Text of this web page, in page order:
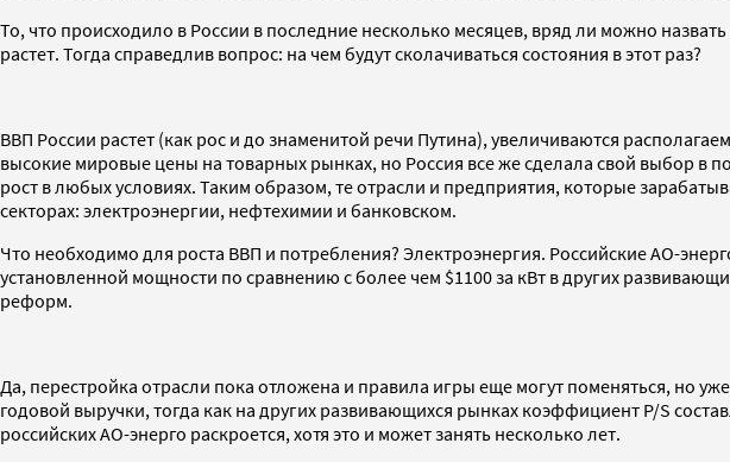
То, что происходило в России в последние несколько месяцев, вряд ли можно
растет. Тогда справедлив вопрос: на чем будут сколачиваться состояния в этот раз?
ВВП России растет (как рос и до знаменитой речи Путина), увеличиваются
высокие мировые цены на товарных рынках, но Россия все же сделала свой выбор в
рост в любых условиях. Таким образом, те отрасли и предприятия, которые
секторах: электроэнергии, нефтехимии и банковском.
Что необходимо для роста ВВП и потребления? Электроэнергия. Российские АО-
установленной мощности по сравнению с более чем $1100 за кВт в других
реформ.
Да, перестройка отрасли пока отложена и правила игры еще могут поменяться, но
годовой выручки, тогда как на других развивающихся рынках коэффициент P/S
российских АО-энерго раскроется, хотя это и может занять несколько лет.